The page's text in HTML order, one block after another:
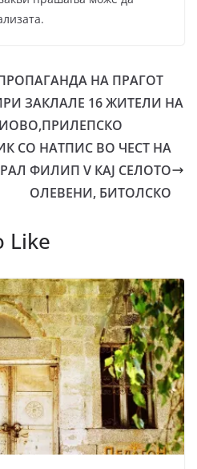
НА ПРАГОТ
ЗАКЛАЛЕ 16 ЖИТЕЛИ НА
СО НАТПИС ВО ЧЕСТ НА
ФИЛИП V КАЈ СЕЛОТО
ОЛЕВЕНИ, БИТОЛСКО
Like